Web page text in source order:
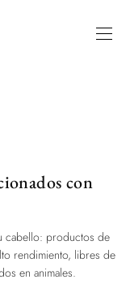
con
cabello: productos de
rendimiento, libres de
en animales.